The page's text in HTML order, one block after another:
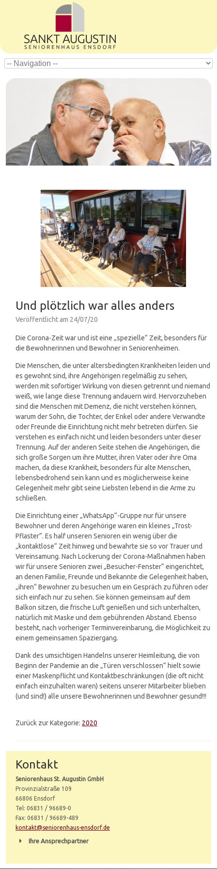
Und plötzlich war alles anders
Veröffentlicht am 24/07/20
Die Corona-Zeit war und ist eine „spezielle“ Zeit, besonders für
die Bewohnerinnen und Bewohner in Seniorenheimen.
Die Menschen, die unter altersbedingten Krankheiten leiden und
es gewohnt sind, ihre Angehörigen regelmäßig zu sehen,
werden mit sofortiger Wirkung von diesen getrennt und niemand
weiß, wie lange diese Trennung andauern wird. Hervorzuheben
sind die Menschen mit Demenz, die nicht verstehen können,
warum der Sohn, die Tochter, der Enkel oder andere Verwandte
oder Freunde die Einrichtung nicht mehr betreten dürfen. Sie
verstehen es einfach nicht und leiden besonders unter dieser
Trennung. Auf der anderen Seite stehen die Angehörigen, die
sich große Sorgen um ihre Mutter, ihren Vater oder ihre Oma
machen, da diese Krankheit, besonders für alte Menschen,
lebensbedrohend sein kann und es möglicherweise keine
Gelegenheit mehr gibt seine Liebsten lebend in die Arme zu
schließen.
Die Einrichtung einer „WhatsApp“-Gruppe nur für unsere
Bewohner und deren Angehörige waren ein kleines „Trost-
Pflaster“. Es half unseren Senioren ein wenig über die
„kontaktlose“ Zeit hinweg und bewahrte sie so vor Trauer und
Vereinsamung. Nach Lockerung der Corona-Maßnahmen haben
wir für unsere Senioren zwei „Besucher-Fenster“ eingerichtet,
an denen Familie, Freunde und Bekannte die Gelegenheit haben,
„ihren“ Bewohner zu besuchen um ein Gespräch zu führen oder
sich einfach nur zu sehen. Sie können gemeinsam auf dem
Balkon sitzen, die frische Luft genießen und sich unterhalten,
natürlich mit Maske und dem gebührenden Abstand. Ebenso
besteht, nach vorheriger Terminvereinbarung, die Möglichkeit zu
einem gemeinsamen Spaziergang.
Dank des umsichtigen Handelns unserer Heimleitung, die von
Beginn der Pandemie an die „Türen verschlossen“ hielt sowie
einer Maskenpflicht und Kontaktbeschränkungen (die oft nicht
einfach einzuhalten waren) seitens unserer Mitarbeiter blieben
(und sind!) alle unsere Bewohnerinnen und Bewohner gesund!!!
Zurück zur Kategorie: 2020
Kontakt
Seniorenhaus St. Augustin GmbH
Provinzialstraße 109
66806 Ensdorf
Tel: 06831 / 96689-0
Fax: 06831 / 96689-489
kontakt@seniorenhaus-ensdorf.de
Ihre Ansprechpartner